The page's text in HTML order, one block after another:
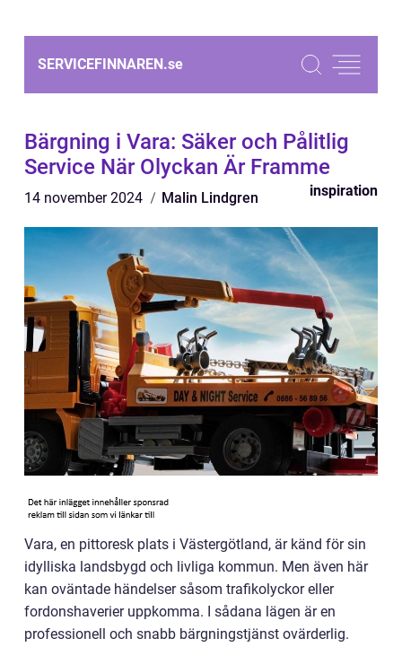
SERVICEFINNAREN.se
Bärgning i Vara: Säker och Pålitlig
Service När Olyckan Är Framme
14 november 2024 Malin Lindgren inspiration
Vara, en pittoresk plats i Västergötland, är känd för sin
idylliska landsbygd och livliga kommun. Men även här
kan oväntade händelser såsom trafikolyckor eller
fordonshaverier uppkomma. I sådana lägen är en
professionell och snabb bärgningstjänst ovärderlig.